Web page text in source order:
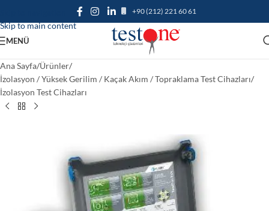
Skip to main content
+90 (212) 221 60 61
MENÜ
Ana Sayfa/Ürünler/
İzolasyon / Yüksek Gerilim / Kaçak Akım / Topraklama Test Cihazları/
İzolasyon Test Cihazları